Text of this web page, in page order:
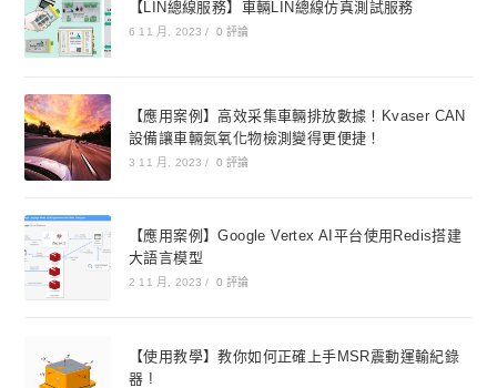
【LIN總線服務】車輛LIN總線仿真測試服務
6 11 月, 2023 / 0 評論
【應用案例】高效采集車輛排放數據！Kvaser CAN
設備讓車輛氮氧化物檢測變得更便捷！
3 11 月, 2023 / 0 評論
【應用案例】Google Vertex AI平台使用Redis搭建
大語言模型
2 11 月, 2023 / 0 評論
【使用教學】教你如何正確上手MSR震動運輸紀錄
器 !